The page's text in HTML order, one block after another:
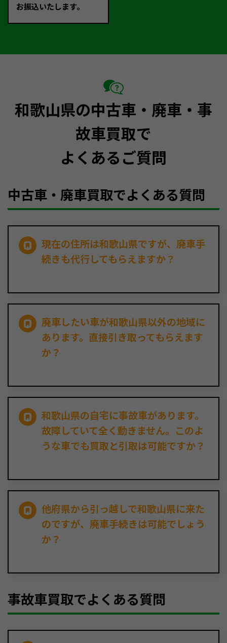
お振込いたします。
和歌山県の中古車・廃車・事
故車買取で
よくあるご質問
中古車・廃車買取でよくある質問
現在の住所は和歌山県ですが、廃車手
続きも代行してもらえますか？
廃車したい車が和歌山県以外の地域に
あります。直接引き取ってもらえます
か？
和歌山県の自宅に事故車があります。
故障していて全く動きません。このよ
うな車でも買取と引取は可能ですか？
他府県から引っ越しで和歌山県に来た
のですが、廃車手続きは可能でしょう
か？
事故車買取でよくある質問